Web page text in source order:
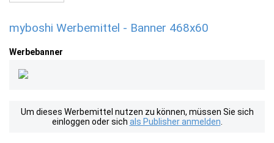
myboshi Werbemittel - Banner 468x60
Werbebanner
Um dieses Werbemittel nutzen zu können, müssen Sie sich
einloggen oder sich als Publisher anmelden